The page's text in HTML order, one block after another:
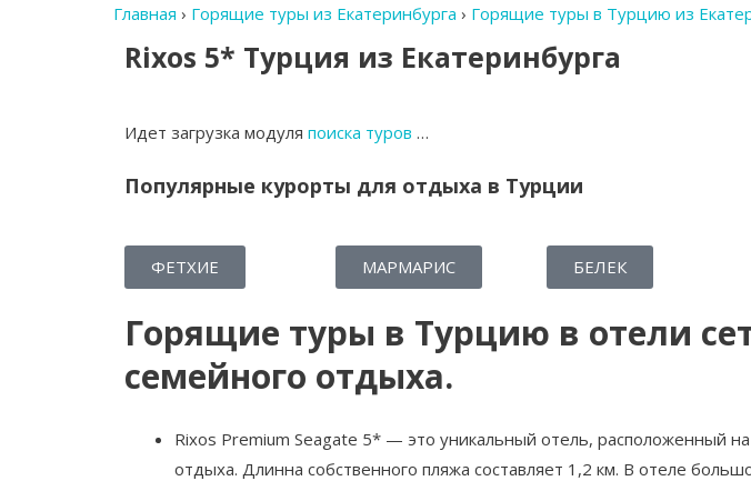
Главная › Горящие туры из Екатеринбурга › Горящие туры в Турцию из
Rixos 5* Турция из Екатеринбурга
Идет загрузка модуля поиска туров …
Популярные курорты для отдыха в Турции
ФЕТХИЕ МАРМАРИС БЕЛЕК
Горящие туры в Турцию в отели
семейного отдыха.
Rixos Premium Seagate 5* — это уникальный отель, расположенный
отдыха. Длинна собственного пляжа составляет 1,2 км. В отеле